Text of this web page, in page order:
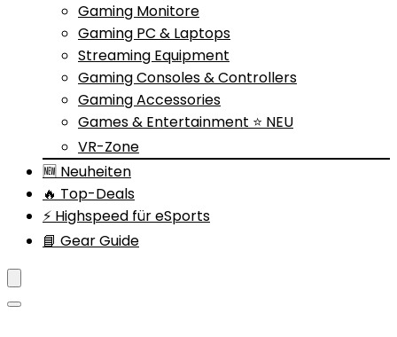
Gaming Monitore
Gaming PC & Laptops
Streaming Equipment
Gaming Consoles & Controllers
Gaming Accessories
Games & Entertainment ⭐ NEU
VR-Zone
🆕 Neuheiten
🔥 Top-Deals
⚡ Highspeed für eSports
📘 Gear Guide